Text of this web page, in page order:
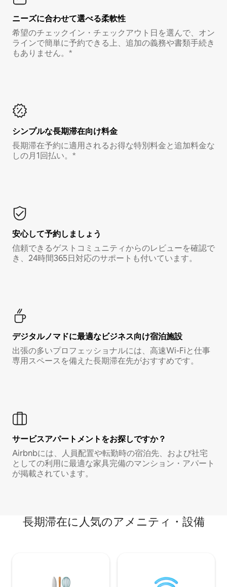
ニーズに合わせて選べる柔軟性
希望のチェックイン・チェックアウト日を選んで、オン
ラインで簡単に予約できる上、追加の義務や書類手続き
もありません。*
シンプルな長期滞在向け料金
長期滞在予約に適用されるお得な特別料金と追加料金な
しの月1回払い。*
安心して予約しましょう
信頼できるゲストコミュニティからのレビューを確認で
き、24時間365日対応のサポートも付いています。
デジタルノマド⁠に最⁠適⁠なビ⁠ジ⁠ネ⁠ス⁠向⁠け宿⁠泊⁠施⁠設
出張の多いプロフェッショナルには、高速Wi-Fiと仕事
専用スペースを備えた長期滞在先がおすすめです。
サービスアパートメントをお探しですか？
Airbnbには、人員配置や転勤時の宿泊先、および社宅
としての利用に最適な家具完備のマンション・アパート
が掲載されています。
長期滞在に人気のアメニティ・設備